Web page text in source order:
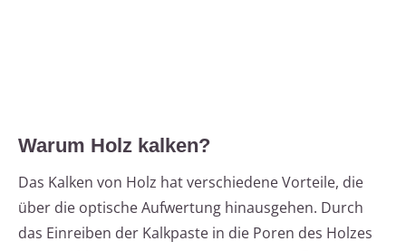
Warum Holz kalken?
Das Kalken von Holz hat verschiedene Vorteile, die
über die optische Aufwertung hinausgehen. Durch
das Einreiben der Kalkpaste in die Poren des Holzes